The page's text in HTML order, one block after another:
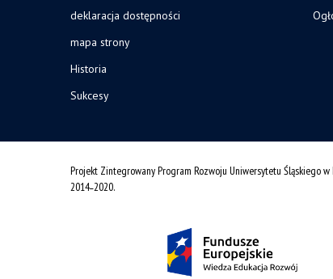
deklaracja dostępności
mapa strony
Historia
Sukcesy
Projekt Zintegrowany Program Rozwoju Uniwersytetu Śląskiego
2014˗2020.